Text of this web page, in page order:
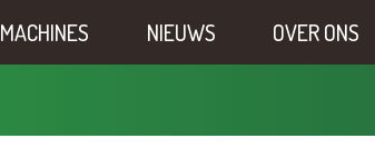
MACHINES NIEUWS OVER ONS